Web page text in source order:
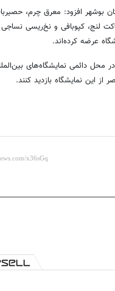
بوشهر افزود: معرق چرم،
لنج، کپوبافی و نخ‌ریسی
عرضه کرده‌اند.
سی هفتمین نمایشگاه ملی صنایع‌دستی از ۲۳ تا ۲۶ آبان در محل دائمی